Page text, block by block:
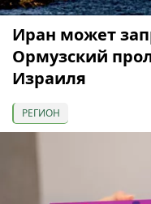
Иран может
Ормузский
Израиля
РЕГИОН